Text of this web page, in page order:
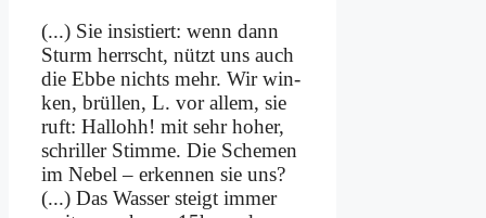
(...) Sie in­si­stiert: wenn dann
Sturm herrscht, nützt uns auch
die Eb­be nichts mehr. Wir win­
ken, brül­len, L. vor al­lem, sie
ruft: Hal­lohh! mit sehr ho­her,
schril­ler Stim­me. Die Sche­men
im Ne­bel – er­ken­nen sie uns?
(...) Das Was­ser steigt im­mer